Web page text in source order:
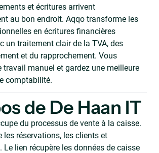
et écritures arrivent
au bon endroit. Aqqo transforme les
en écritures financières
un traitement clair de la TVA, des
et du rapprochement. Vous
travail manuel et gardez une meilleure
comptabilité.
de De Haan IT
du processus de vente à la caisse.
les réservations, les clients et
lien récupère les données de caisse